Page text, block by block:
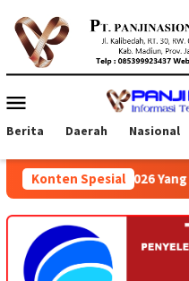
konten
Mobile
Berita Daerah Nasional
Konten Spesial
Dalam Rangka